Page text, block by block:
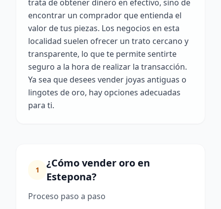
trata de obtener dinero en efectivo, sino de
encontrar un comprador que entienda el
valor de tus piezas. Los negocios en esta
localidad suelen ofrecer un trato cercano y
transparente, lo que te permite sentirte
seguro a la hora de realizar la transacción.
Ya sea que desees vender joyas antiguas o
lingotes de oro, hay opciones adecuadas
para ti.
1
¿Cómo vender oro en
Estepona?
Proceso paso a paso